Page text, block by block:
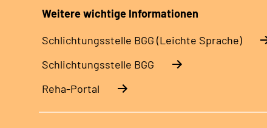
Weitere wichtige Informationen
Schlich­tungs­stel­le BGG (Leichte Sprache)
Schlich­tungs­stel­le BGG
Reha-Portal